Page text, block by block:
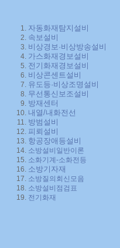
자동화재탐지설비
속보설비
비상경보·비상방송설비
가스화재경보설비
전기화재경보설비
비상콘센트설비
유도등·비상조명설비
무선통신보조설비
방재센터
내열/내화전선
방범설비
피뢰설비
항공장애등설비
소방설비일반이론
소화기계-소화전등
소방기자재
소방질의회신모음
소방설비점검표
전기화재